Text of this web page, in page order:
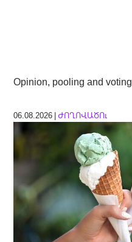
Opinion, pooling and voting
06.08.2026 |ԺՈՂՈՎԱԾՈւ